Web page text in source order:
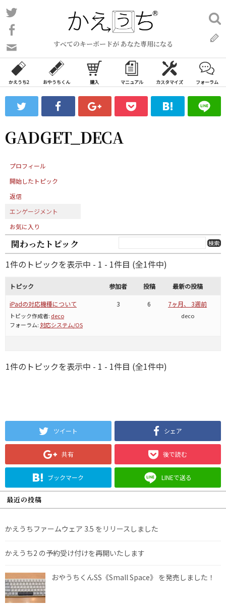
コ
ン
ン
ツ
ス
ッ
すべてのキーボードが あなた専用になる
い
合
わ
フ
ォ
ム
検
索:
かえうち2 おやうちくん 購入 マニュアル カスタマイズ フォーラム
GADGET_DECA
プロフィール
開始したトピック
返信
エンゲージメント
お気に入り
関わったトピック
1件のトピックを表示中 - 1 - 1件目 (全1件中)
トピック 参加者 投稿 最新の投稿
iPadの対応機種について
トピック作成者: deco
フォーラム: 対応システム/OS
3 6 7ヶ月、 3週前
deco
1件のトピックを表示中 - 1 - 1件目 (全1件中)
ツイート シェア
共有 後で読む
ブックマーク LINEで送る
最近の投稿
かえうちファームウェア 3.5 をリリースしました
かえうち2 の予約受け付けを再開いたします
おやうちくんSS《Small Space》 を発売しました！